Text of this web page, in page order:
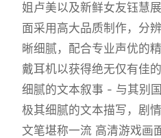
姐卢美以及新鲜女友钰慧
面采用高大品质制作，分
晰细腻，配合专业声优的
戴耳机以获得绝无仅有佳
细腻的文本叙事 - 与其别
极其细腻的文本描写，剧
文笔堪称一流 高清游戏画